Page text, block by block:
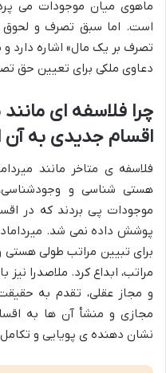
ماهوی میان موجودات می
است. اما سبق تصرف و لحوق
تصرف بر یک مال» اشاره دارد
دعاوی ملکی برای تعیین حق
چرا فلاسفه ای مانند
اقسام جدیدی به آن
فلاسفه ی متاخر مانند
هستی شناسی و
موجودات پی بردند که در
پوشش داده نمی شد.
برای تبیین مراتب طولی
مراتب، ابداع کرد. ملاصدرا
و مجاز عقلی، تقدم به
مجازی و منشأ آن ها به
نشان دهنده ی پویایی و